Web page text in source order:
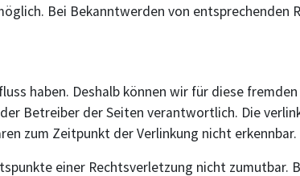
Bei Bekanntwerden von entsprechenden
haben. Deshalb können wir für diese
Betreiber der Seiten verantwortlich. Die
zum Zeitpunkt der Verlinkung nicht erkennbar.
einer Rechtsverletzung nicht zumutbar.